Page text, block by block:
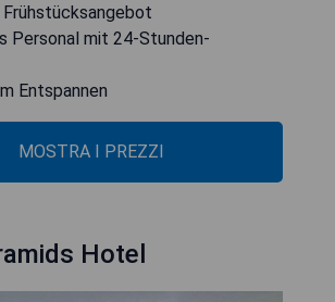
Personal mit 24-Stunden-
Entspannen
MOSTRA I PREZZI
Hotel